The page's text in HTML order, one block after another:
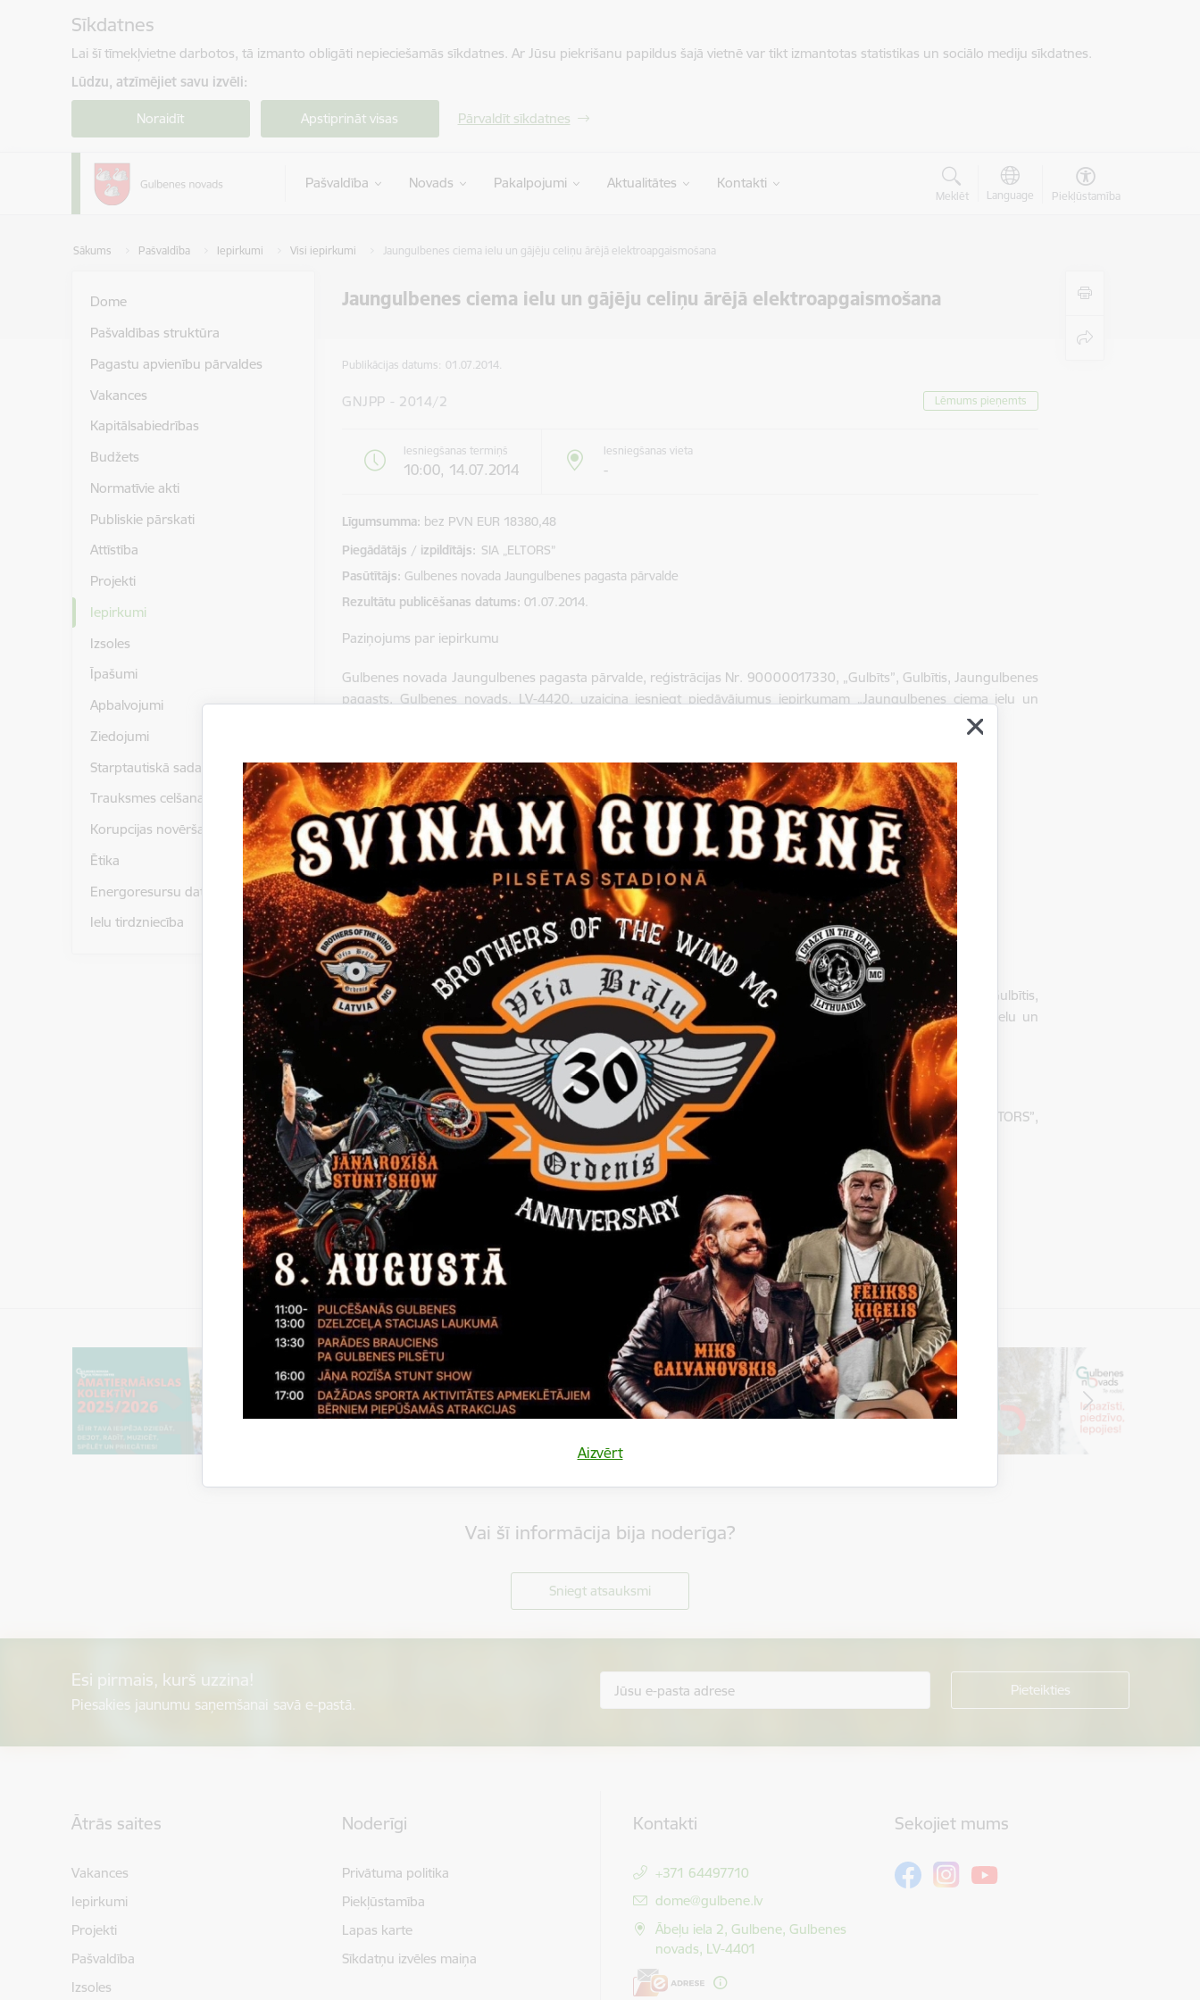
Sīkdatnes
Lai šī tīmekļvietne darbotos, tā izmanto obligāti nepieciešamās sīkdatnes. Ar Jūsu piekrišanu papildus šajā vietnē var tikt izmantotas statistikas un sociālo mediju sīkdatnes.
Lūdzu, atzīmējiet savu izvēli:
Noraidīt Apstiprināt visas Pārvaldīt sīkdatnes
Pašvaldība Novads Pakalpojumi Aktualitātes Kontakti
Meklēt Language Piekļūstamība
Sākums Pašvaldība Iepirkumi Visi iepirkumi Jaungulbenes ciema ielu un gājēju celiņu ārējā elektroapgaismošana
Jaungulbenes ciema ielu un gājēju celiņu ārējā elektroapgaismošana
Aizvērt
Dome
Pašvaldības struktūra
Pagastu apvienību pārvaldes
Vakances
Kapitālsabiedrības
Budžets
Normatīvie akti
Publiskie pārskati
Attīstība
Projekti
Iepirkumi
Izsoles
Īpašumi
Apbalvojumi
Ziedojumi
Starptautiskā sadarbība
Trauksmes celšana
Korupcijas novēršana
Ētika
Energoresursu dati un statistika
Ielu tirdzniecība
Publikācijas datums: 01.07.2014.
GNJPP - 2014/2 Lēmums pieņemts
Iesniegšanas termiņš
10:00, 14.07.2014
Iesniegšanas vieta
-
Līgumsumma bez PVN EUR 18380,48
Piegādātājs / izpildītājs: SIA „ELTORS”
Pasūtītājs Gulbenes novada Jaungulbenes pagasta pārvalde
Rezultātu publicēšanas datums 01.07.2014.
Paziņojums par iepirkumu
Gulbenes novada Jaungulbenes pagasta pārvalde, reģistrācijas Nr. 90000017330, „Gulbīts”, Gulbītis, Jaungulbenes
pagasts, Gulbenes novads, LV-4420, uzaicina iesniegt piedāvājumus iepirkumam „Jaungulbenes ciema ielu un
Piedāvājumu iesniegšanas termiņš 14.07.2014. plkst.10.00.
Instrukcija
Pielikumi
Paziņojums par pieņemto lēmumu
Gulbenes novada Jaungulbenes pagasta pārvalde, reģistrācijas Nr.90000017330, adrese: „Gulbīts", Gulbītis,
Jaungulbenes pagasts, Gulbenes novads, LV-4420, pieņēmusi lēmumu iepirkumā „Jaungulbenes ciema ielu un
gājēju celiņu ārējā elektroapgaismošana", iepirkuma identifikācijas Nr.GNJPP-2014/2.
Saņemto piedāvājumu skaits- 1.
Gulbenes novada Jaungulbenes pagasta pārvaldes iepirkuma komisija nolēmusi atzīt par uzvarētāju SIA „ELTORS”,
reģ. Nr.40103198276, ar līgumcenu bez PVN EUR 18380,48.
Lēmums
Līgums
Vai šī informācija bija noderīga?
Sniegt atsauksmi
Esi pirmais, kurš uzzina!
Piesakies jaunumu saņemšanai savā e-pastā.
Ātrās saites
Vakances
Iepirkumi
Projekti
Pašvaldība
Izsoles
Noderīgi
Privātuma politika
Piekļūstamība
Lapas karte
Sīkdatņu izvēles maiņa
Kontakti
+371 64497710
E-pasts:
dome@gulbene.lv
Ābeļu iela 2, Gulbene, Gulbenes
novads, LV-4401
Sekojiet mums